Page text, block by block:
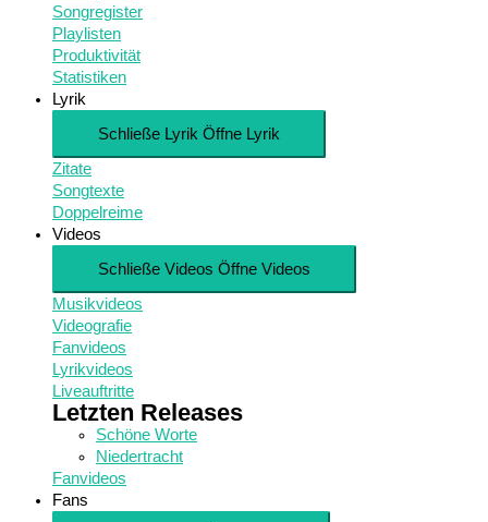
Songregister
Playlisten
Produktivität
Statistiken
Lyrik
Schließe Lyrik Öffne Lyrik
Zitate
Songtexte
Doppelreime
Videos
Schließe Videos Öffne Videos
Musikvideos
Videografie
Fanvideos
Lyrikvideos
Liveauftritte
Letzten Releases
Schöne Worte
Niedertracht
Fanvideos
Fans